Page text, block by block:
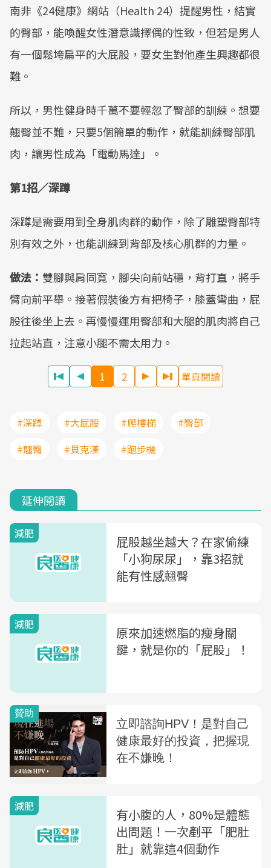
南非《24健康》網站（Health 24）提醒男性，結實
的臀部，能喚醒女性潛意識擇偶的性致，但若是男人
有一個鬆垮扁平的大屁股，要女生對他產生興趣都很
難。
所以，男性健身時千萬不要輕忽了臀部的訓練。想要
翹臀並不難，只要5個簡單的動作，就能訓練臀部肌
肉，讓男性成為「電動馬達」。
第1招／深蹲
深蹲是需要用到全身肌肉群的動作，除了雕塑臀部特
別有效之外，也能訓練到背部及核心肌群的力量。
做法： 雙腳與肩同寬，腳尖向前站穩，背打直，將手
臂向前平舉。接著假裝後方有把椅子，膝蓋彎曲，屁
股往後坐上去。再慢慢運用臀部和大腿的肌肉將自己
拉起站直，注意小腿不需太用力。
1 2 單頁閱讀
#深蹲 #大屁股 #爬樓梯
#臀部
#翹臀
#貝克漢 #跑步機
延伸閱讀
減肥
屁股越坐越大？在家偷練
「小狗尿尿」，靠3招就
能有性感翹臀
減肥
原來加速燃脂的瘦身關
鍵，就是你的「屁股」！
減肥
有小腹的人，80%是體態
出問題！一次剷平「肥肚
肚」就靠這4個動作